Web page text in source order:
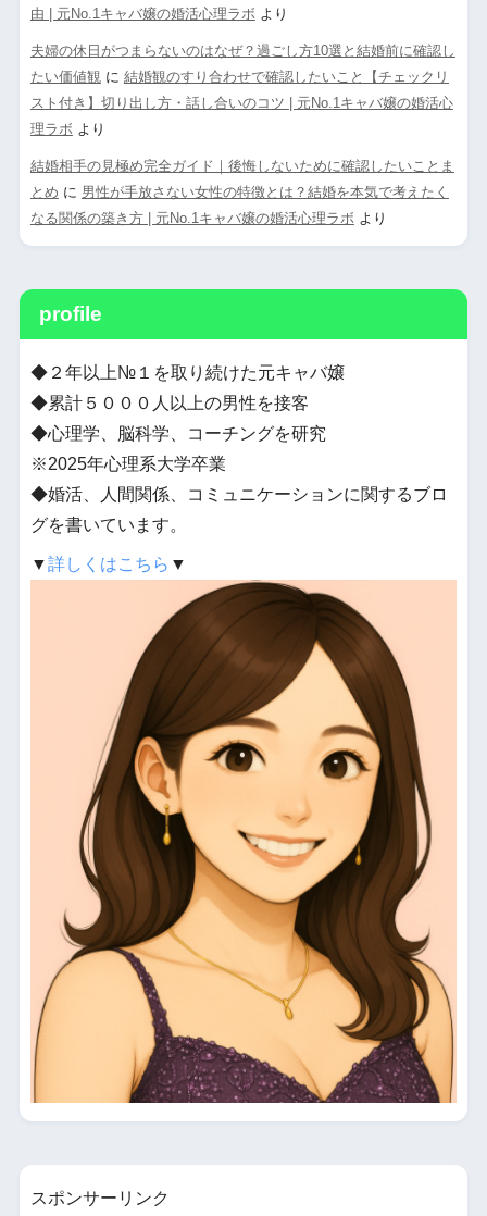
由 | 元No.1キャバ嬢の婚活心理ラボ より
夫婦の休日がつまらないのはなぜ？過ごし方10選と結婚前に確認し
たい価値観に 結婚観のすり合わせで確認したいこと【チェックリ
スト付き】切り出し方・話し合いのコツ | 元No.1キャバ嬢の婚活心
理ラボ より
結婚相手の見極め完全ガイド｜後悔しないために確認したいことま
とめ に 男性が手放さない女性の特徴とは？結婚を本気で考えたく
なる関係の築き方 | 元No.1キャバ嬢の婚活心理ラボ より
profile
◆２年以上№１を取り続けた元キャバ嬢
◆累計５０００人以上の男性を接客
◆心理学、脳科学、コーチングを研究
※2025年心理系大学卒業
◆婚活、人間関係、コミュニケーションに関するブロ
グを書いています。
▼詳しくはこちら ▼
スポンサーリンク